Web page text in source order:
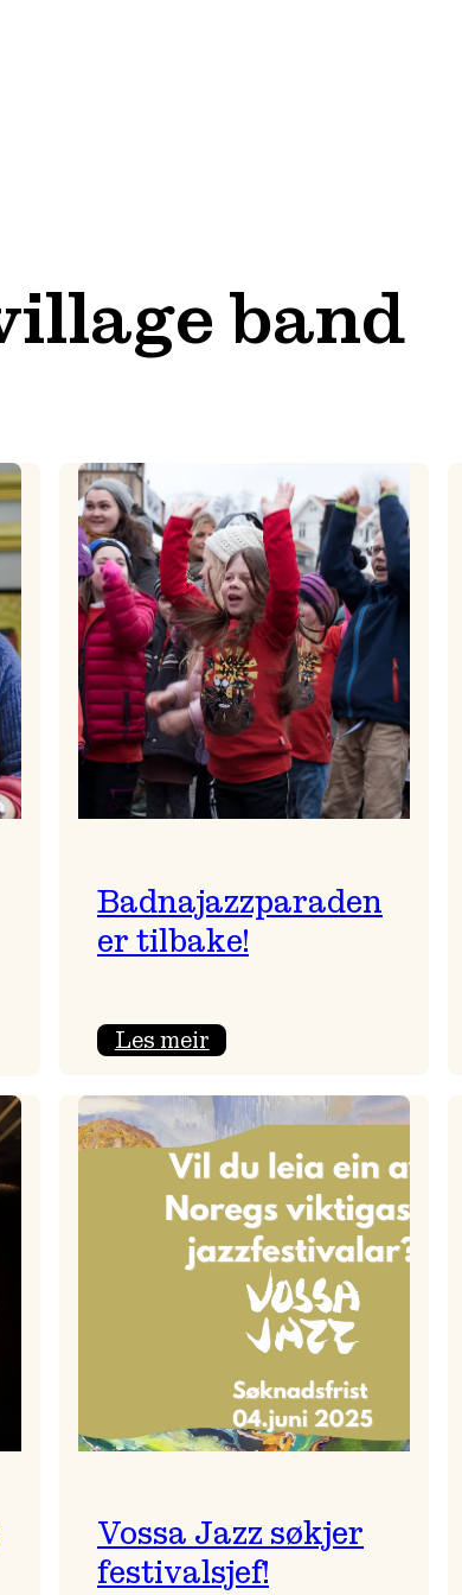
band
Badnajazzparaden
er tilbake!
Les meir:
er
tilbake!
Vossa Jazz søkjer
festivalsjef!